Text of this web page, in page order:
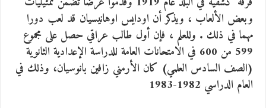
وبعض الألعاب ، ويذكر أن اودايس اوهانيسيان قد لعب دورا
مهما في ذلك . وللعلم ، فإن أول طالب عراقي حصل على مجموع
599 من 600 في الامتحانات العامة للدراسة الإعدادية الثانوية
(الصف السادس العلمي) كان الأرمني زافين بانوسيان، وذلك في
العام الدراسي 1982-1983